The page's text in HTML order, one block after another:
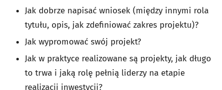
Jak dobrze napisać wniosek (między innymi rola
tytułu, opis, jak zdefiniować zakres projektu)?
Jak wypromować swój projekt?
Jak w praktyce realizowane są projekty, jak długo
to trwa i jaką rolę pełnią liderzy na etapie
realizacji inwestycji?